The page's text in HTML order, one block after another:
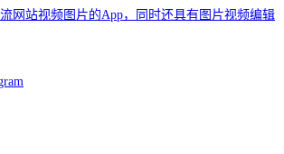
网站视频图片的App，同时还具有图片视频编辑